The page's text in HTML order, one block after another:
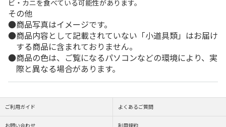
ビ・カニを食べている可能性があります。
その他
商品写真はイメージです。
商品内容として記載されていない「小道具類」はお届け
する商品に含まれておりません。
商品の色は、ご覧になるパソコンなどの環境により、実
際と異なる場合があります。
ご利用ガイド よくあるご質問
お問い合わせ 利用規約